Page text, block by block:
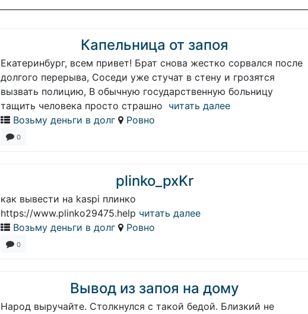
Капельница от запоя
Екатеринбург, всем привет! Брат снова жестко сорвался после
долгого перерыва, Соседи уже стучат в стену и грозятся
вызвать полицию, В обычную государственную больницу
тащить человека просто страшно читать далее
Возьму деньги в долг
Ровно
0
plinko_pxKr
как вывести на kaspi плинко
https://www.plinko29475.help читать далее
Возьму деньги в долг
Ровно
0
Вывод из запоя на дому
Народ выручайте. Столкнулся с такой бедой. Близкий не